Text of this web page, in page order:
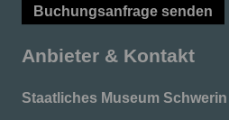
Buchungsanfrage senden
Anbieter & Kontakt
Staatliches Museum Schwerin